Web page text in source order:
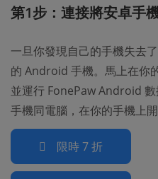
第1步：連接將安卓手
一旦你發現自己的手機失去
的 Android 手機。馬上在你
並運行 FonePaw Android
手機同電腦，在你的手機上
限時 7 折